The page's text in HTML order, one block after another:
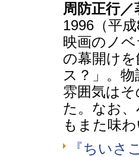
周防正行
1996（平
映画のノ
の幕開け
ス？」。
雰囲気は
た。なお
もまた味
『ちいさ